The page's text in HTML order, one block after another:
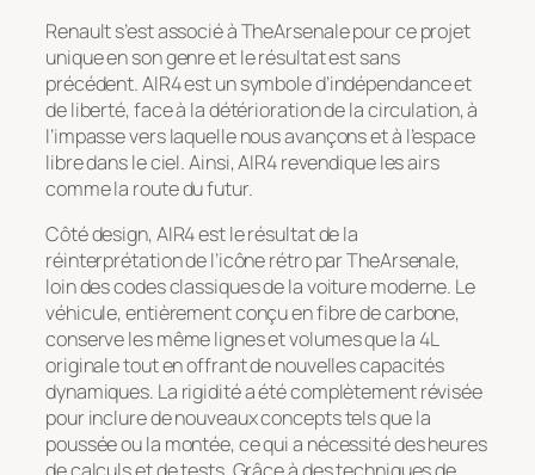
Renault s’est associé à TheArsenale pour ce projet
unique en son genre et le résultat est sans
précédent. AIR4 est un symbole d’indépendance et
de liberté, face à la détérioration de la circulation, à
l’impasse vers laquelle nous avançons et à l’espace
libre dans le ciel. Ainsi, AIR4 revendique les airs
comme la route du futur.
Côté design, AIR4 est le résultat de la
réinterprétation de l’icône rétro par TheArsenale,
loin des codes classiques de la voiture moderne. Le
véhicule, entièrement conçu en fibre de carbone,
conserve les même lignes et volumes que la 4L
originale tout en offrant de nouvelles capacités
dynamiques. La rigidité a été complètement révisée
pour inclure de nouveaux concepts tels que la
poussée ou la montée, ce qui a nécessité des heures